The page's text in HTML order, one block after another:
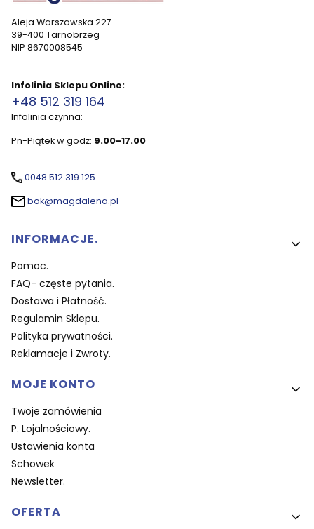
Aleja Warszawska 227
39-400 Tarnobrzeg
NIP 8670008545
Infolinia Sklepu Online:
+48 512 319 164
Infolinia czynna:
Pn-Piątek w godz: 9.00-17.00
0048 512 319 125
bok@magdalena.pl
Linki w stopce
INFORMACJE.
Pomoc.
FAQ- częste pytania.
Dostawa i Płatność.
Regulamin Sklepu.
Polityka prywatności.
Reklamacje i Zwroty.
MOJE KONTO
Twoje zamówienia
P. Lojalnościowy.
Ustawienia konta
Schowek
Newsletter.
OFERTA